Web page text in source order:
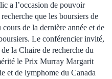
a l’occasion de pouvoir
que les boursiers de
de la dernière année et de
Le conférencier invité,
la Chaire de recherche du
le Prix Murray Margarit
et de lymphome du Canada